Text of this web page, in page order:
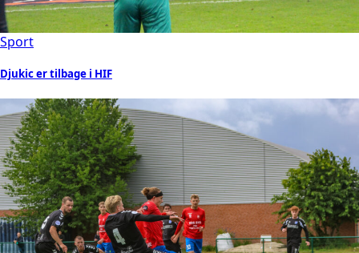
Sport
Djukic er tilbage i HIF